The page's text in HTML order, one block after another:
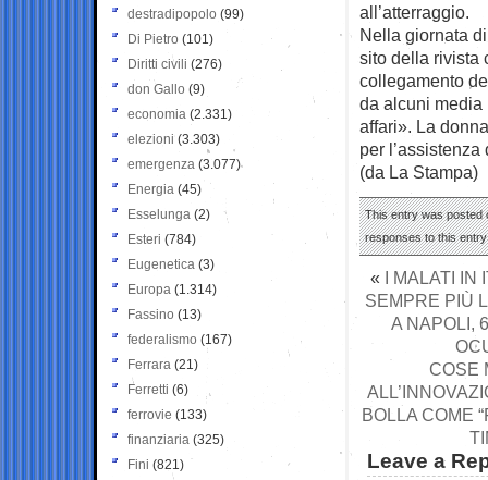
all’atterraggio.
Nella giornata
sito della rivista
collegamento
da alcuni media
affari». La
per
(da La Stampa)
This entry was posted
responses to this
« I MALATI IN
SEMPRE PIÙ
A NAPOLI,
COSE
BOLLA COME
Leave a
destradipopolo (99)
Di Pietro (101)
Diritti civili (276)
don Gallo (9)
economia (2.331)
elezioni (3.303)
emergenza (3.077)
Energia (45)
Esselunga (2)
Esteri (784)
Eugenetica (3)
Europa (1.314)
Fassino (13)
federalismo (167)
Ferrara (21)
Ferretti (6)
ferrovie (133)
finanziaria (325)
Fini (821)